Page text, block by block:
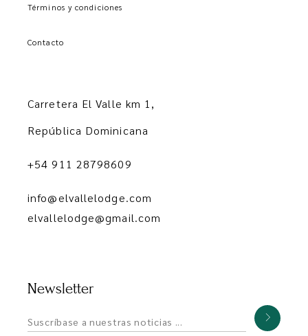
Términos y condiciones
Contacto
Carretera El Valle km 1,
República Dominicana
+54 911 28798609
info@elvallelodge.com
elvallelodge@gmail.com
Newsletter